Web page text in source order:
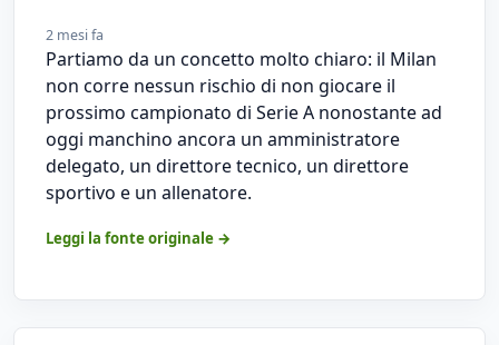
2 mesi fa
Partiamo da un concetto molto chiaro: il Milan
non corre nessun rischio di non giocare il
prossimo campionato di Serie A nonostante ad
oggi manchino ancora un amministratore
delegato, un direttore tecnico, un direttore
sportivo e un allenatore.
Leggi la fonte originale →